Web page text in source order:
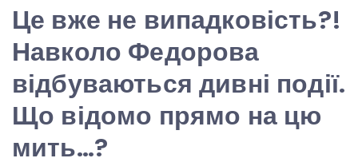
Це вже не випадковість?!
Навколо Федорова
відбуваються дивні події.
Що відомо прямо на цю
мить…?